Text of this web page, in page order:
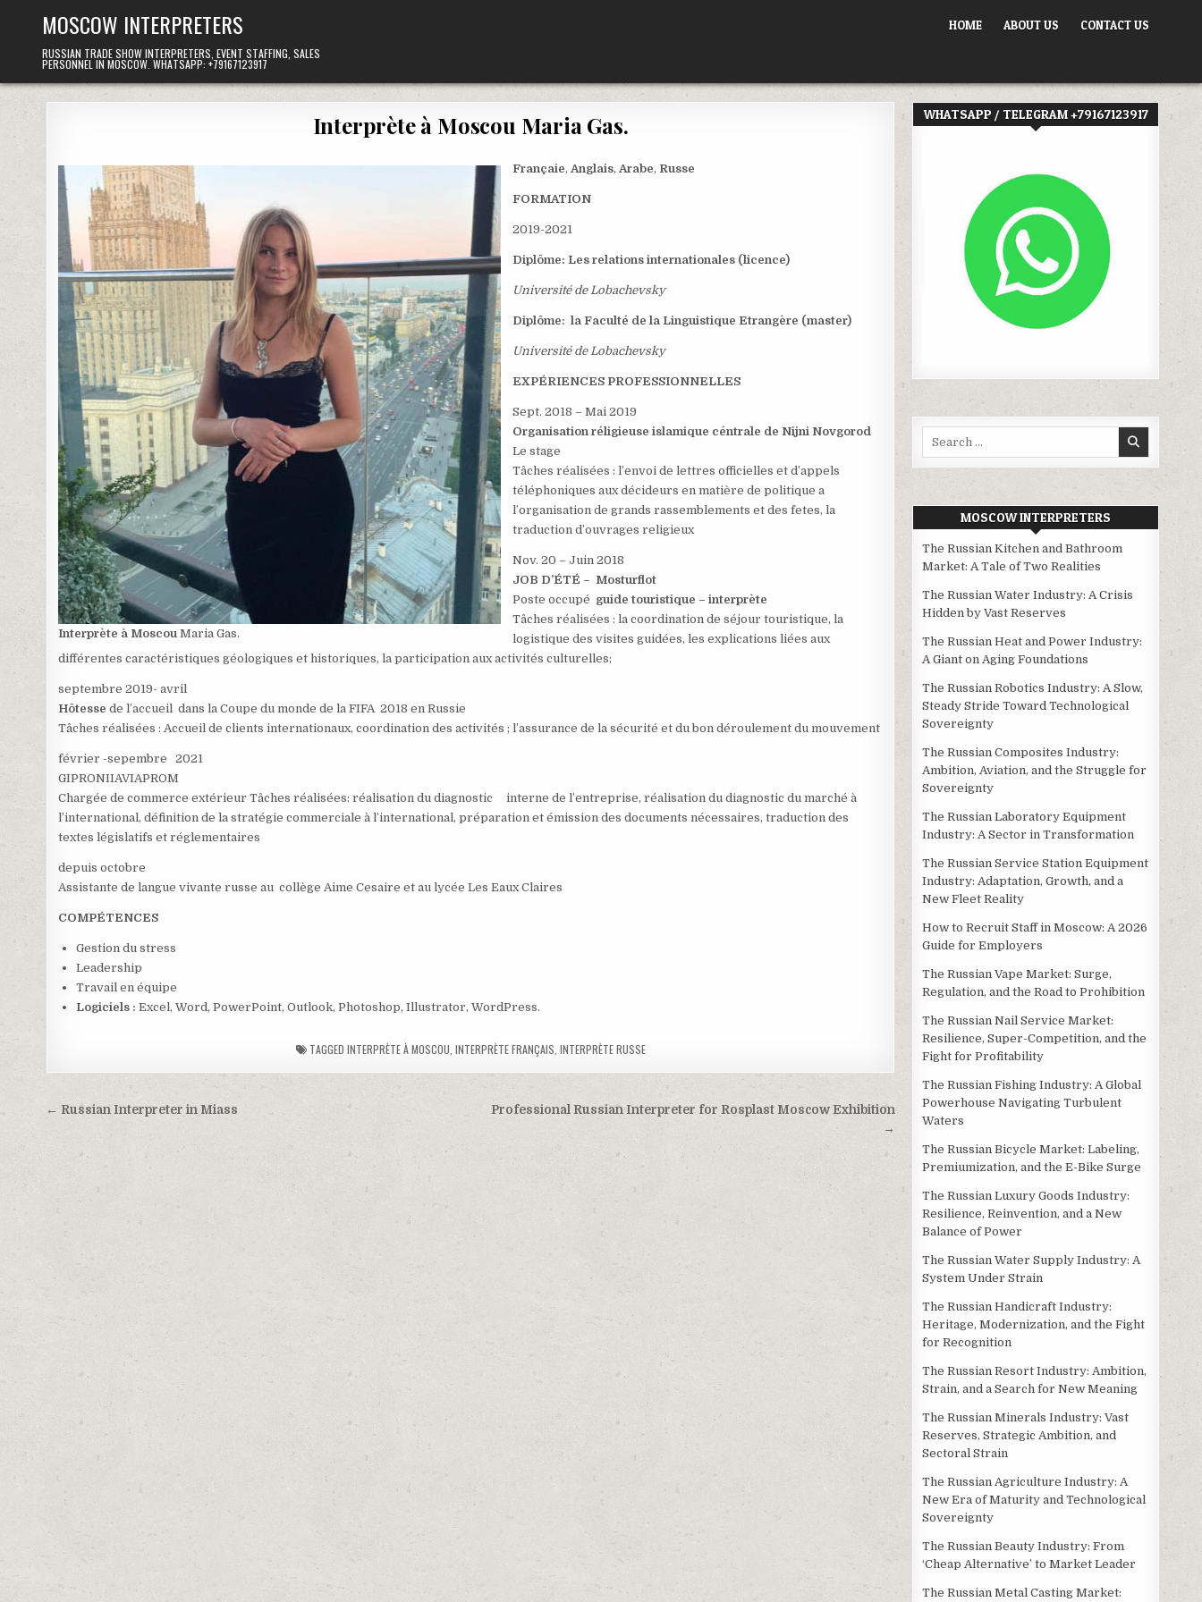
MOSCOW INTERPRETERS
RUSSIAN TRADE SHOW INTERPRETERS, EVENT STAFFING, SALES
PERSONNEL IN MOSCOW. WHATSAPP: +79167123917
HOME ABOUT US CONTACT US
Interprète à Moscou Maria Gas.
Interprète à Moscou Maria Gas.
Françaie,Anglais,Arabe, Russe
FORMATION
2019-2021
Diplôme: Les relations internationales (licence)
Université de Lobachevsky
Diplôme: la Faculté de la Linguistique Etrangère (master)
Université de Lobachevsky
EXPÉRIENCES PROFESSIONNELLES
Sept. 2018 – Mai 2019
Organisation réligieuse islamique céntrale de Nijni Novgorod
Le stage
Tâches réalisées : l’envoi de lettres officielles et d’appels
téléphoniques aux décideurs en matière de politique a
l’organisation de grands rassemblements et des fetes, la
traduction d’ouvrages religieux
Nov. 20 – Juin 2018
JOB D’ÉTÉ – Mosturflot
Poste occupé guide touristique – interprète
Tâches réalisées : la coordination de séjour touristique, la
logistique des visites guidées, les explications liées aux
différentes caractéristiques géologiques et historiques, la participation aux activités culturelles;
septembre 2019- avril
Hôtesse de l’accueil dans la Coupe du monde de la FIFA 2018 en Russie
Tâches réalisées : Accueil de clients internationaux, coordination des activités ; l’assurance de la sécurité et du bon déroulement du mouvement
février -sepembre 2021
GIPRONIIAVIAPROM
Chargée de commerce extérieur Tâches réalisées: réalisation du diagnostic interne de l’entreprise, réalisation du diagnostic du marché à
l’international, définition de la stratégie commerciale à l’international, préparation et émission des documents nécessaires, traduction des
textes législatifs et réglementaires
depuis octobre
Assistante de langue vivante russe au collège Aime Cesaire et au lycée Les Eaux Claires
COMPÉTENCES
Gestion du stress
Leadership
Travail en équipe
Logiciels : Excel, Word, PowerPoint, Outlook, Photoshop, Illustrator, WordPress.
TAGGED INTERPRÈTE À MOSCOU INTERPRÈTE FRANÇAIS INTERPRÈTE RUSSE
Post
navigation
Professional Russian Interpreter for Rosplast Moscow Exhibition
→
← Russian Interpreter in Miass
WHATSAPP / TELEGRAM +79167123917
MOSCOW INTERPRETERS
The Russian Kitchen and Bathroom
Market: A Tale of Two Realities
The Russian Water Industry: A Crisis
Hidden by Vast Reserves
The Russian Heat and Power Industry:
A Giant on Aging Foundations
The Russian Robotics Industry: A Slow,
Steady Stride Toward Technological
Sovereignty
The Russian Composites Industry:
Ambition, Aviation, and the Struggle for
Sovereignty
The Russian Laboratory Equipment
Industry: A Sector in Transformation
The Russian Service Station Equipment
Industry: Adaptation, Growth, and a
New Fleet Reality
How to Recruit Staff in Moscow: A 2026
Guide for Employers
The Russian Vape Market: Surge,
Regulation, and the Road to Prohibition
The Russian Nail Service Market:
Resilience, Super-Competition, and the
Fight for Profitability
The Russian Fishing Industry: A Global
Powerhouse Navigating Turbulent
Waters
The Russian Bicycle Market: Labeling,
Premiumization, and the E-Bike Surge
The Russian Luxury Goods Industry:
Resilience, Reinvention, and a New
Balance of Power
The Russian Water Supply Industry: A
System Under Strain
The Russian Handicraft Industry:
Heritage, Modernization, and the Fight
for Recognition
The Russian Resort Industry: Ambition,
Strain, and a Search for New Meaning
The Russian Minerals Industry: Vast
Reserves, Strategic Ambition, and
Sectoral Strain
The Russian Agriculture Industry: A
New Era of Maturity and Technological
Sovereignty
The Russian Beauty Industry: From
‘Cheap Alternative’ to Market Leader
The Russian Metal Casting Market: